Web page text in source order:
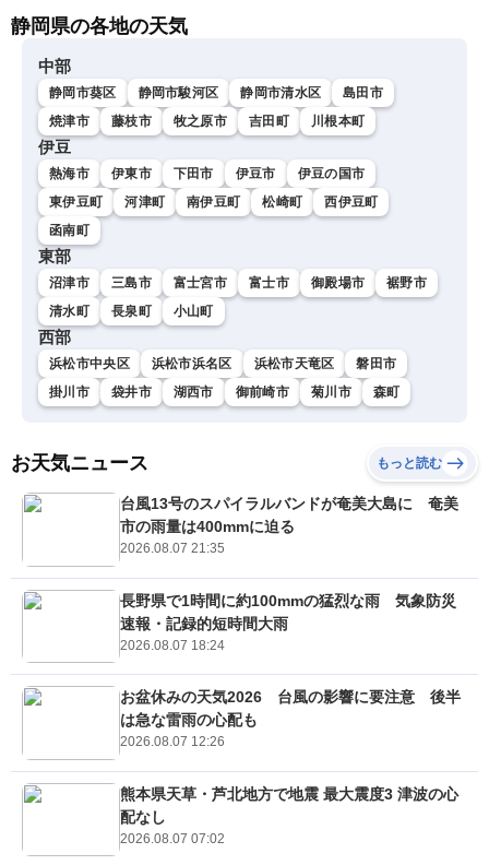
静岡県の各地の天気
中部
静岡市葵区 静岡市駿河区 静岡市清水区
島田市
焼津市
藤枝市 牧之原市 吉田町 川根本町
伊豆
熱海市 伊東市 下田市 伊豆市
伊豆の国市
東伊豆町
河津町 南伊豆町 松崎町
西伊豆町
函南町
東部
沼津市 三島市 富士宮市 富士市 御殿場市
裾野市
清水町
長泉町 小山町
西部
浜松市中央区 浜松市浜名区 浜松市天竜区
磐田市
掛川市
袋井市 湖西市 御前崎市 菊川市 森町
お天気ニュース もっと読む
台風13号のスパイラルバンドが奄美大島に 奄美
市の雨量は400mmに迫る
2026.08.07 21:35
長野県で1時間に約100mmの猛烈な雨 気象防災
速報・記録的短時間大雨
2026.08.07 18:24
お盆休みの天気2026 台風の影響に要注意 後半
は急な雷雨の心配も
2026.08.07 12:26
熊本県天草・芦北地方で地震 最大震度3 津波の心
配なし
2026.08.07 07:02